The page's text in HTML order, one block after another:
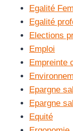
Egalité
Egalité
Elections
Emploi
Empreinte
Epargne
Epargne
Equité